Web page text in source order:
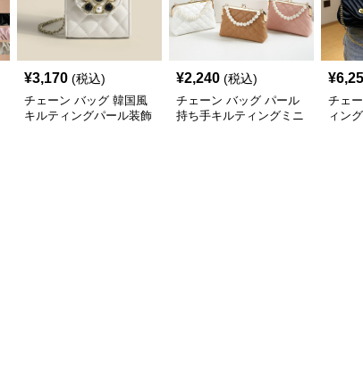
¥3,170 (税込)
チェーン バッグ 韓国風
キルティングパール装飾
¥2,240 (税込)
チェーン バッグ パール
持ち手キルティングミニ
¥
チェ
ィン